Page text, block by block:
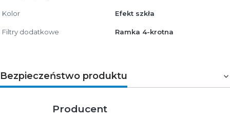
Kolor Efekt szkła
Filtry dodatkowe Ramka 4-krotna
Bezpieczeństwo produktu
Producent